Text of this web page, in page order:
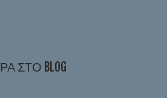
ΣΤΟ BLOG